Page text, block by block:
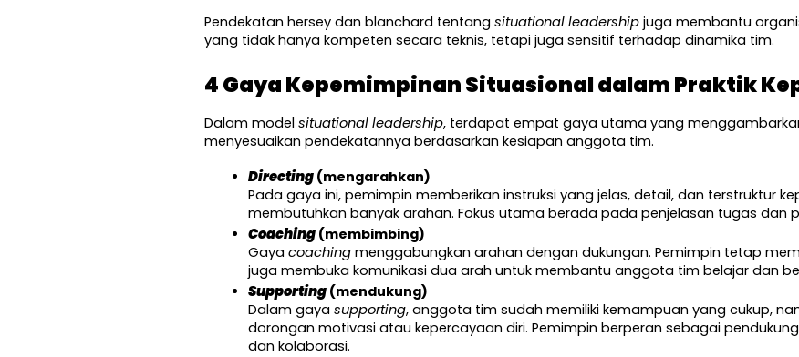
Pendekatan hersey dan blanchard tentang situational leadership juga membantu
yang tidak hanya kompeten secara teknis, tetapi juga sensitif terhadap dinamika tim.
4 Gaya Kepemimpinan Situasional dalam Praktik
Dalam model situational leadership, terdapat empat gaya utama yang
menyesuaikan pendekatannya berdasarkan kesiapan anggota tim.
Directing (mengarahkan)
Pada gaya ini, pemimpin memberikan instruksi yang jelas, detail, dan terstruktur
membutuhkan banyak arahan. Fokus utama berada pada penjelasan tugas dan
Coaching (membimbing)
Gaya coaching menggabungkan arahan dengan dukungan. Pemimpin tetap
juga membuka komunikasi dua arah untuk membantu anggota tim belajar dan
Supporting (mendukung)
Dalam gaya supporting, anggota tim sudah memiliki kemampuan yang cukup,
dorongan motivasi atau kepercayaan diri. Pemimpin berperan sebagai
dan kolaborasi.